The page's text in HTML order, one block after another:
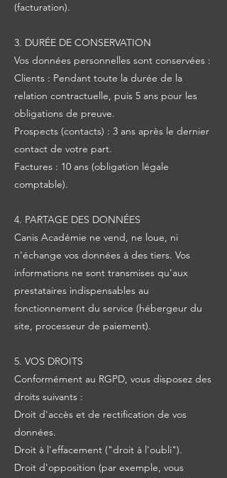
(facturation).
3. DURÉE DE CONSERVATION
Vos données personnelles sont conservées :
Clients : Pendant toute la durée de la
relation contractuelle, puis 5 ans pour les
obligations de preuve.
Prospects (contacts) : 3 ans après le dernier
contact de votre part.
Factures : 10 ans (obligation légale
comptable).
4. PARTAGE DES DONNÉES
Canis Académie ne vend, ne loue, ni
n'échange vos données à des tiers. Vos
informations ne sont transmises qu'aux
prestataires indispensables au
fonctionnement du service (hébergeur du
site, processeur de paiement).
5. VOS DROITS
Conformément au RGPD, vous disposez des
droits suivants :
Droit d'accès et de rectification de vos
données.
Droit à l'effacement ("droit à l'oubli").
Droit d'opposition (par exemple, vous